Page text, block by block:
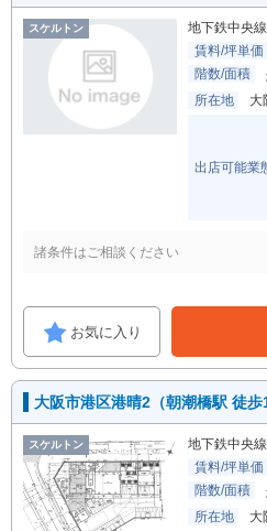
スケルトン 地下鉄中央線
賃料/坪単価
階数/面積
所在地
大
出店可能業
諸条件はご相談ください
お気に入り
大阪市港区港晴2（朝潮橋駅 徒
スケルトン 地下鉄中央線
賃料/坪単価
階数/面積
所在地
大